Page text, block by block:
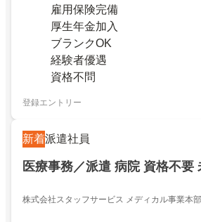
雇用保険完備
厚生年金加入
ブランクOK
経験者優遇
資格不問
登録エントリー
新着派遣社員
医療事務／派遣 病院 資格不要
株式会社スタッフサービス メディカル事業本部